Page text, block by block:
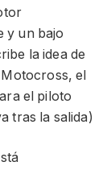
y un bajo
la idea de
Motocross, el
el piloto
tras la salida)